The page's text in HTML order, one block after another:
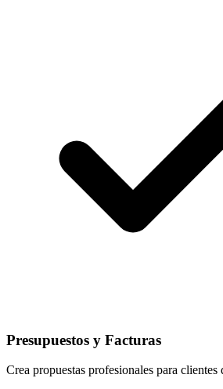
Presupuestos y Facturas
Crea propuestas profesionales para